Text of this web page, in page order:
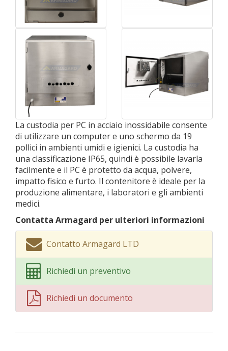
La custodia per PC in acciaio inossidabile consente
di utilizzare un computer e uno schermo da 19
pollici in ambienti umidi e igienici. La custodia ha
una classificazione IP65, quindi è possibile lavarla
facilmente e il PC è protetto da acqua, polvere,
impatto fisico e furto. Il contenitore è ideale per la
produzione alimentare, i laboratori e gli ambienti
medici.
Contatta Armagard per ulteriori informazioni
Contatto Armagard LTD
Richiedi un preventivo
Richiedi un documento